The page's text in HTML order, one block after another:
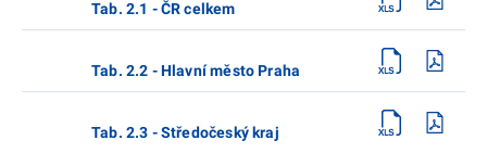
Tab. 2.1 - ČR celkem
Tab. 2.2 - Hlavní město Praha
Tab. 2.3 - Středočeský kraj